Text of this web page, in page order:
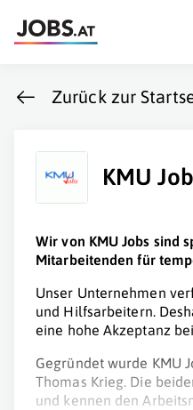
Zurück zur
KMU
Wir von KMU Jobs sind
Mitarbeitenden für
Unser Unternehmen
und Hilfsarbeitern.
eine hohe Akzeptanz
Gegründet wurde KMU
Thomas Krieg. Die
und kennen den